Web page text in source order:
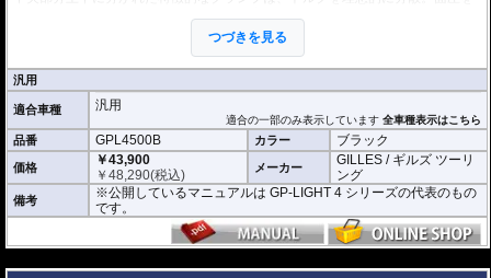
ハンドルバーが滑ったりぐらついたりすることなく、ハードな走行時でも安心
してライディングに集中できます。
垂れ角は最適な角度と言われる6°に設定。
クランプとバーチューブは分離タイプを採用。クラッシュ時のフォークへのダ
メージを防ぎます。
フロントフォーク取りつけ部 直径 : 50mm
※写真はシリーズ代表イメージです。車種により形状、デザインが異なる場合
があります。
つづきを見る
汎用
適合車種 汎用
適合の一部のみ表示しています全車種表示はこちら
品番 GPL4500B カラー ブラック
価格
￥43,900
￥48,290(税込) メーカー
GILLES / ギルズ ツーリ
ング
備考
※公開しているマニュアルは GP-LIGHT 4 シリーズの代表のもの
です。